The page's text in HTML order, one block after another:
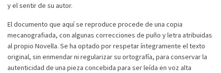
y el sentir de su autor.
El documento que aquí se reproduce procede de una copia
mecanografiada, con algunas correcciones de puño y letra atribuidas
al propio Novella. Se ha optado por respetar íntegramente el texto
original, sin enmendar ni regularizar su ortografía, para conservar la
autenticidad de una pieza concebida para ser leída en voz alta